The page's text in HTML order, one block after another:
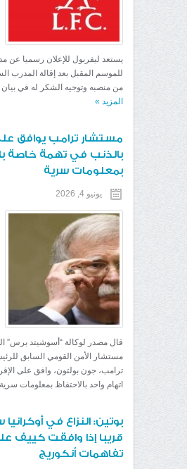
يستعد ليفربول للإعلان رسميا عن
للموسم المقبل بعد إقالة المدرب
من منصبه وتوجيه الشكر له في
المزيد »
مستشار ترامب يوافق
بالذنب في تهمة خاصة
بمعلومات سرية
يونيو 4, 2026
قال مصدر لوكالة “أسوشيتد برس”
مستشار الأمن القومي السابق
ترامب، جون بولتون، وافق على
اتهام واحد بالاحتفاظ بمعلومات
بوتين: النزاع في
قريبا إذا وافقت كييف
تفاهمات أنكوريج